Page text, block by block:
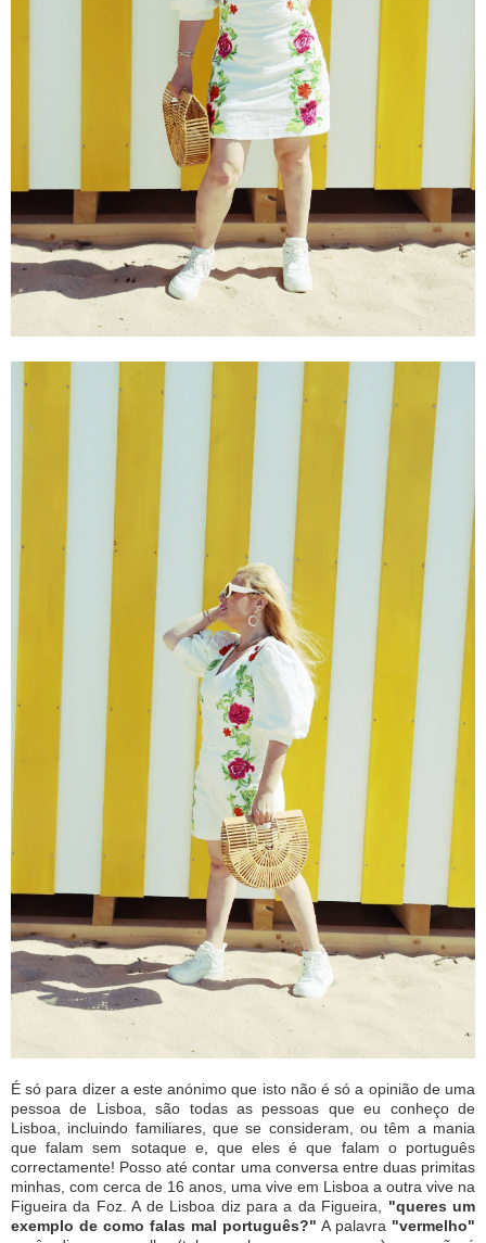
É só para dizer a este anónimo que isto não é só a opinião de uma
pessoa de Lisboa, são todas as pessoas que eu conheço de
Lisboa, incluindo familiares, que se consideram, ou têm a mania
que falam sem sotaque e, que eles é que falam o português
correctamente! Posso até contar uma conversa entre duas primitas
minhas, com cerca de 16 anos, uma vive em Lisboa a outra vive na
Figueira da Foz. A de Lisboa diz para a da Figueira, "queres um
exemplo de como falas mal português?" A palavra "vermelho"